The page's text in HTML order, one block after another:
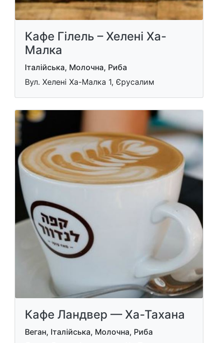
Кафе Гілель – Хелені Ха-
Малка
Італійська, Молочна, Риба
Вул. Хеленi Ха-Малка 1, Єрусалим
Кафе Ландвер — Ха-Тахана
Веган, Італійська, Молочна, Риба